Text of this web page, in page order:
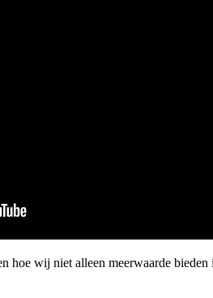
hoe wij niet alleen meerwaarde